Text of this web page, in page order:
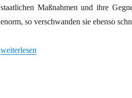
staatlichen Maßnahmen und ihre
enorm, so verschwanden sie ebenso
„War Corona erst der Anfang?“
weiterlesen